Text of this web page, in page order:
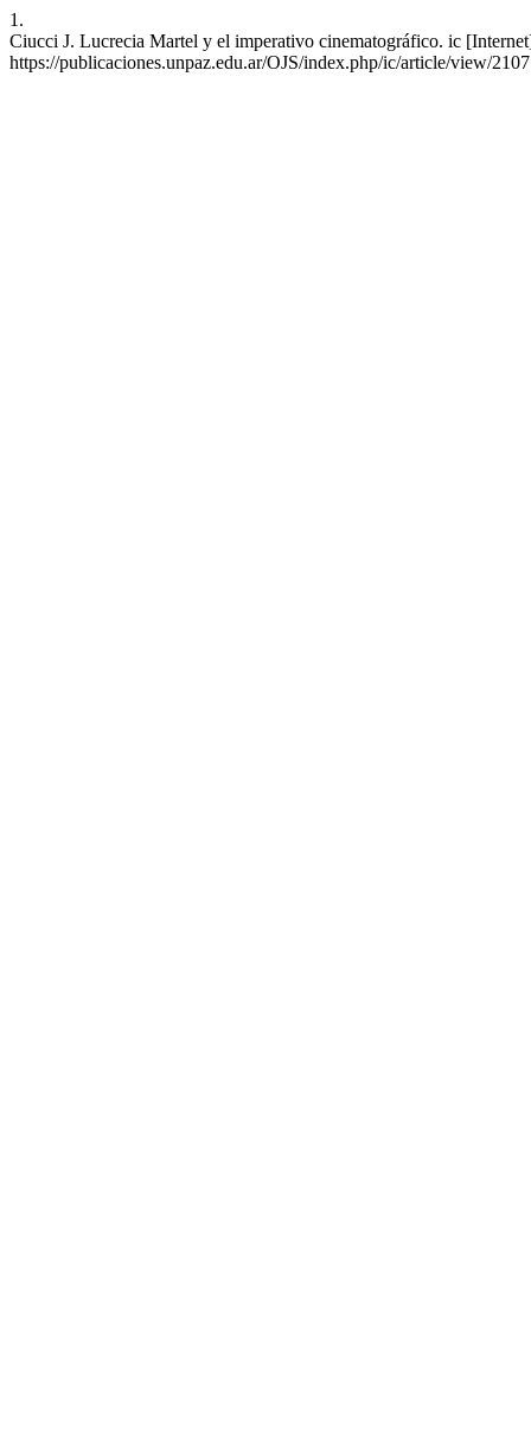
1.
Ciucci J. Lucrecia Martel y el imperativo cinematográfico. ic
https://publicaciones.unpaz.edu.ar/OJS/index.php/ic/article/view/2107